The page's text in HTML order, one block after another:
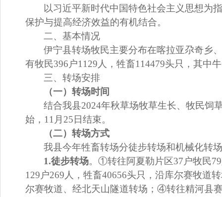
以习近平新时代中国特色社会主义思想为
保护与提高经济效益的有机结合。
二、基本情况
伊宁县转场牧民主要分布在喀拉亚尕奇乡
有牧民396 户1129 人，牲畜114479头只，其中牛
三、转场安排
（一）转场时间
结合我县2024年秋草场牧草生长、牧民饲
始， 11 月 25 日结束。
（二）转场方式
我县今年牲畜转场分徒步转场和机械化转
1.徒步转场。①转往阿夏勒片区37 户牧民79
129 户269 人，牲畜40656头只，沿库尔赛牧道
尔赛牧道、经北天山隧道转场； ④转往精河县